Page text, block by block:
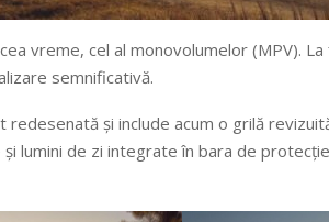
vreme, cel al monovolumelor (MPV).
semnificativă.
și include acum o grilă
lumini de zi integrate în bara de